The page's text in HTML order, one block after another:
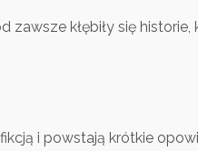
kłębiły się historie,
i powstają krótkie